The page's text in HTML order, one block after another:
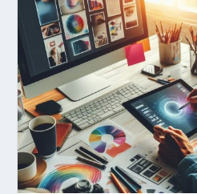
Hogyan készíts ATS-
Így növelheted az
állásinterjúra...
Kitalálod, mire
gépeket?
Nem sikerült az
Tanulj szakmát!
Szoftverfejlesztő:
amikor néhány sor
világversenyt...